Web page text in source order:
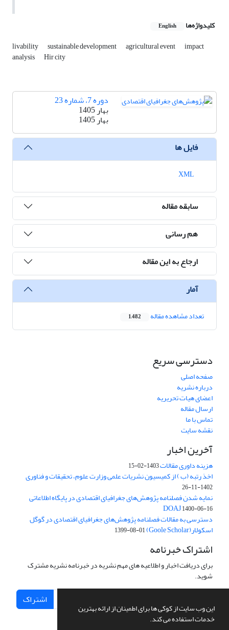
این وب سایت از کوکی ها برای اطمینان از ارائه بهترین
خدمات استفاده می کند.
کلیدواژه‌ها English
livability sustainable development agricultural event impact
analysis Hir city
دوره 7، شماره 23
بهار 1405
بهار 1405
فایل ها
سابقه مقاله
هم رسانی
ارجاع به این مقاله
آمار
تعداد مشاهده مقاله 1,482
دسترسی سریع
صفحه اصلی
درباره نشریه
اعضای هیات تحریریه
ارسال مقاله
تماس با ما
نقشه سایت
آخرین اخبار
هزینه داوری مقالات1403-02-15
اخذ رتبه (ب ) از کمیسیون نشریات علمی وزارت علوم، تحقیقات و فناوری
1402-11-26
نمایه شدن فصلنامه پژوهش‌های جغرافیای اقتصادی در پایگاه اطلاعاتی
DOAJ1400-06-16
دسترسی به مقالات فصلنامه پژوهش‌های جغرافیای اقتصادی در گوگل
اسکولار(Goole Scholar) 1399-08-01
اشتراک خبرنامه
برای دریافت اخبار و اطلاعیه های مهم نشریه در خبرنامه نشریه مشترک
شوید.
اشتراک